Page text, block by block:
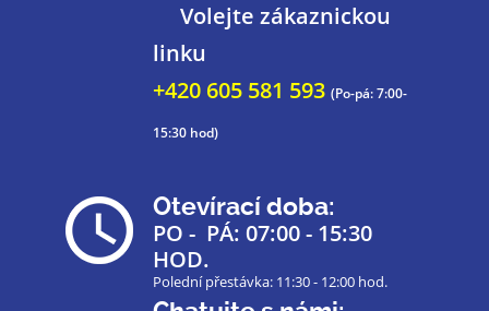
Volejte zákaznickou
linku
+420 605 581 593 (Po-pá: 7:00-
15:30 hod)
Otevírací doba:
PO - PÁ: 07:00 - 15:30
HOD.
Polední přestávka: 11:30 - 12:00 hod.